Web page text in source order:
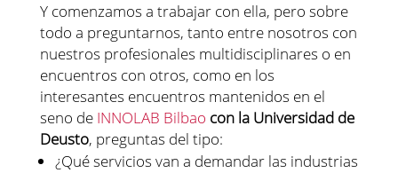
Y comenzamos a trabajar con ella, pero sobre
todo a preguntarnos, tanto entre nosotros con
nuestros profesionales multidisciplinares o en
encuentros con otros, como en los
interesantes encuentros mantenidos en el
seno de INNOLAB Bilbao con la Universidad de
Deusto, preguntas del tipo:
¿Qué servicios van a demandar las industrias